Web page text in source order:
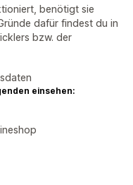
benötigt sie
dafür findest du in
bzw. der
einsehen: